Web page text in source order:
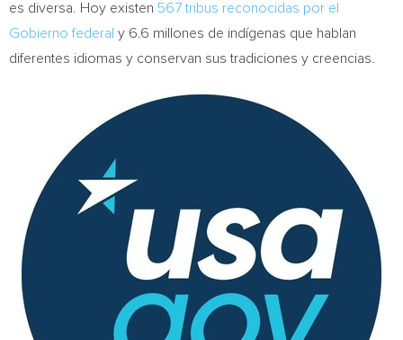
es diversa. Hoy existen 567 tribus reconocidas por el
Gobierno federal y 6.6 millones de indígenas que hablan
diferentes idiomas y conservan sus tradiciones y creencias.